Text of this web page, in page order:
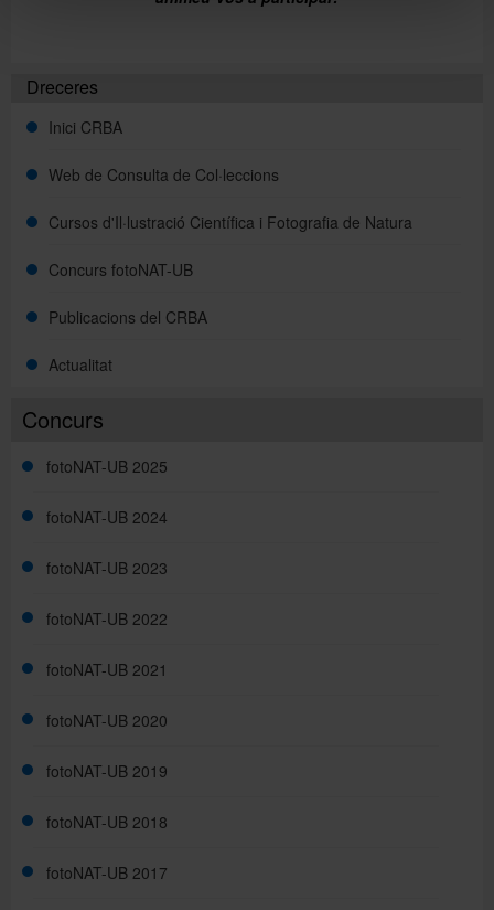
Concurs
fotoNAT-UB 2025
fotoNAT-UB 2024
fotoNAT-UB 2023
fotoNAT-UB 2022
fotoNAT-UB 2021
fotoNAT-UB 2020
fotoNAT-UB 2019
fotoNAT-UB 2018
fotoNAT-UB 2017
Dreceres
Inici CRBA
Web de Consulta de Col·leccions
Cursos d'Il·lustració Científica i Fotografia de Natura
Concurs fotoNAT-UB
Publicacions del CRBA
Actualitat